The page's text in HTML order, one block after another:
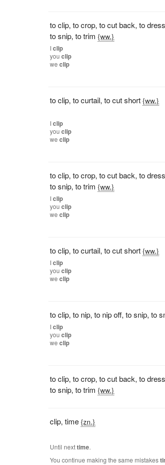
to clip,to crop,to cut back,to dress
to snip,to trim {ww.}
Iclip
youclip
weclip
to clip,to curtail,to cut short {ww.}
Iclip
youclip
weclip
to clip,to crop,to cut back,to dress
to snip,to trim {ww.}
Iclip
youclip
weclip
to clip,to curtail,to cut short {ww.}
Iclip
youclip
weclip
to clip,to nip,to nip off,to snip,to
Iclip
youclip
weclip
to clip,to crop,to cut back,to dress
to snip,to trim {ww.}
clip,time {zn.}
Until nexttime.
You continue making the same mistakes